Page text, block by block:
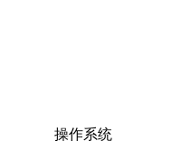
操作系统